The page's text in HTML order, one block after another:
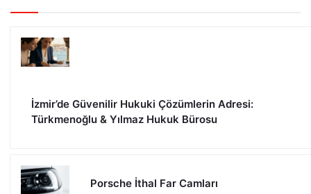
İzmir’de Güvenilir Hukuki Çözümlerin Adresi:
Türkmenoğlu & Yılmaz Hukuk Bürosu
Porsche İthal Far Camları